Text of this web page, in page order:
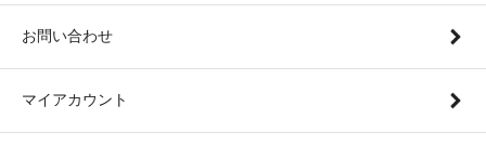
お問い合わせ
マイアカウント